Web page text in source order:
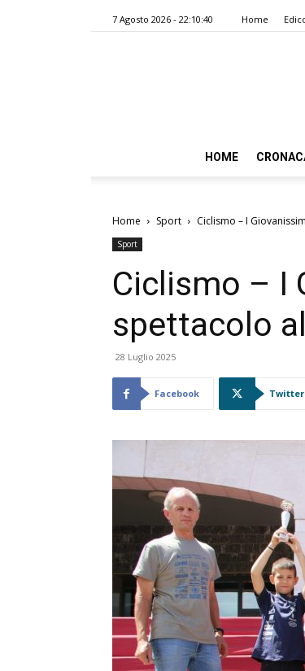
7 Agosto 2026 - 22:10:40 Home
HOME
Home Sport Ciclismo – I
Sport
Ciclismo – I
spettacolo al
28 Luglio 2025
Facebook Twitter